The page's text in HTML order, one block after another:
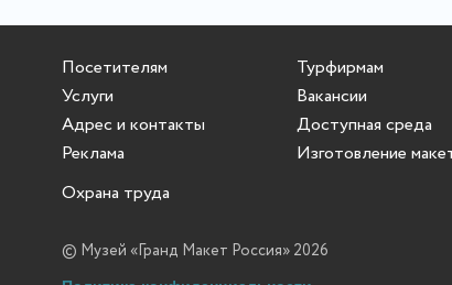
Посетителям
Услуги
Адрес и контакты
Реклама
Турфирмам
Вакансии
Доступная среда
Изготовление
Охрана труда
© Музей «Гранд Макет Россия» 2026